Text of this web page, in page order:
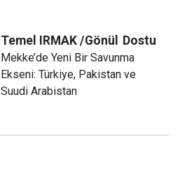
Temel IRMAK /Gönül Dostu
Mekke’de Yeni Bir Savunma
Ekseni: Türkiye, Pakistan ve
Suudi Arabistan